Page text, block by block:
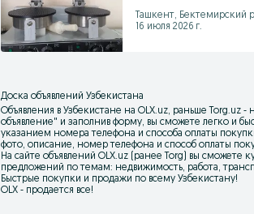
Ташкент, Бектемирский
16 июля 2026 г.
Доска объявлений Узбекистана
Объявления в Узбекистане на OLX.uz, раньше
объявление" и заполнив форму, вы сможете легко и
указанием номера телефона и способа оплаты
фото, описание, номер телефона и способ оплаты
На сайте объявлений OLX.uz (ранее Torg) вы сможете
предложений по темам: недвижимость, работа,
Быстрые покупки и продажи по всему Узбекистану!
OLX - продается все!